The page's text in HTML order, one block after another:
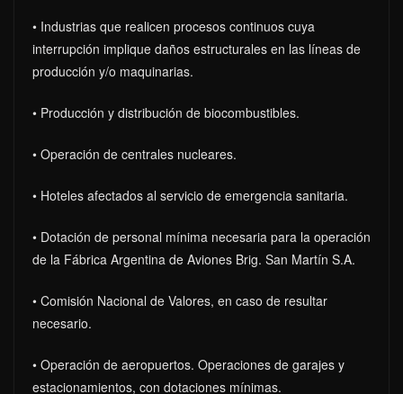
• Industrias que realicen procesos continuos cuya
interrupción implique daños estructurales en las líneas de
producción y/o maquinarias.
• Producción y distribución de biocombustibles.
• Operación de centrales nucleares.
• Hoteles afectados al servicio de emergencia sanitaria.
• Dotación de personal mínima necesaria para la operación
de la Fábrica Argentina de Aviones Brig. San Martín S.A.
• Comisión Nacional de Valores, en caso de resultar
necesario.
• Operación de aeropuertos. Operaciones de garajes y
estacionamientos, con dotaciones mínimas.